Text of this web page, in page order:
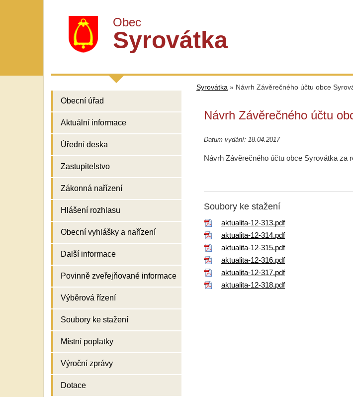
Obec
Syrovátka
Obecní úřad
Aktuální informace
Úřední deska
Zastupitelstvo
Zákonná nařízení
Hlášení rozhlasu
Obecní vyhlášky a nařízení
Další informace
Povinně zveřejňované informace
Výběrová řízení
Soubory ke stažení
Místní poplatky
Výroční zprávy
Dotace
Syrovátka » Návrh Závěrečného účtu obce
Návrh Závěrečného účtu
Datum vydání: 18.04.2017
Návrh Závěrečného účtu obce Syrovátka za
Soubory ke stažení
aktualita-12-313.pdf
aktualita-12-314.pdf
aktualita-12-315.pdf
aktualita-12-316.pdf
aktualita-12-317.pdf
aktualita-12-318.pdf